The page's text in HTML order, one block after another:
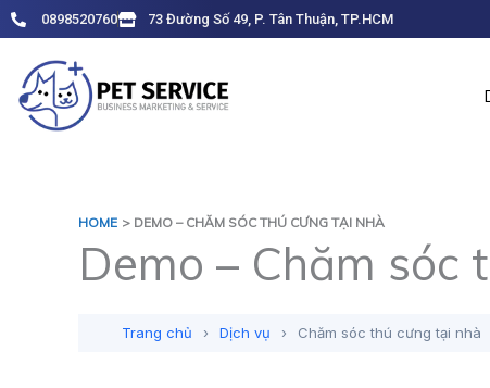
to
content
0898520760 73 Đường Số 49, P. Tân Thuận, TP.HCM
HOME DEMO – CHĂM SÓC THÚ CƯNG TẠI NHÀ
Demo – Chăm sóc
Trang chủ › Dịch vụ › Chăm sóc thú cưng tại nhà